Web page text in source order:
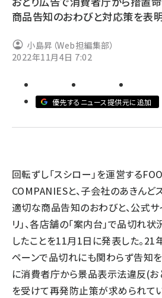
ai (2807)
note (2312)
z世代 (1622)
商品告知のおわびと対応策を表
小島昇（Web担編集部）
2022年11月4日 7:02
優先するニュース提供元に追加
回転ずし「スシロー」を運営する
COMPANIESと、子会社のあきんど
適切な商品告知のおわびと、公式サ
リ」、各店舗の「案内台」で品切れ
したことを11月1日に発表した。21
ペーンで品切れにも関わらず告知
に消費者庁から景品表示法違反(
を受けて再発防止策が求められてい